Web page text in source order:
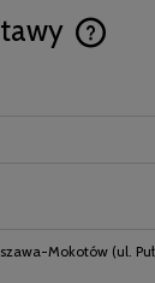
Cena
Mokotów (ul.